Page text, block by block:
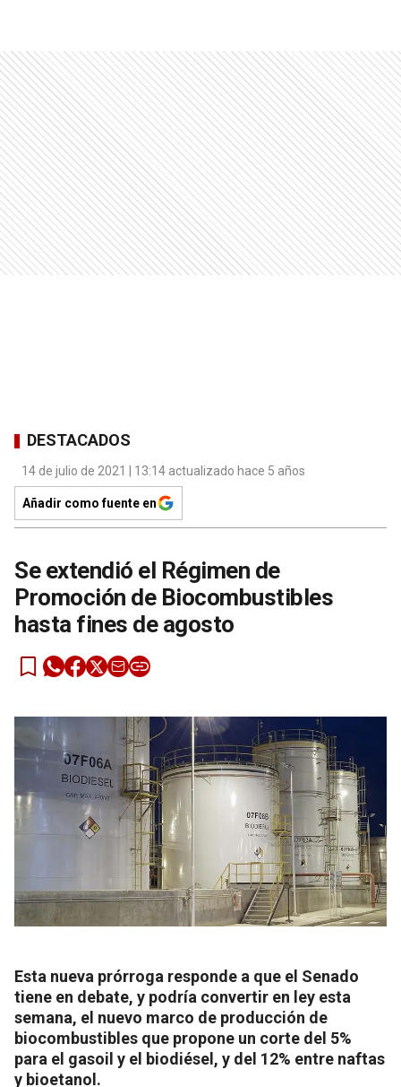
DESTACADOS
14 de julio de 2021 | 13:14 actualizado hace 5 años
Añadir como fuente en
Se extendió el Régimen de
Promoción de Biocombustibles
hasta fines de agosto
Esta nueva prórroga responde a que el Senado
tiene en debate, y podría convertir en ley esta
semana, el nuevo marco de producción de
biocombustibles que propone un corte del 5%
para el gasoil y el biodiésel, y del 12% entre naftas
y bioetanol.